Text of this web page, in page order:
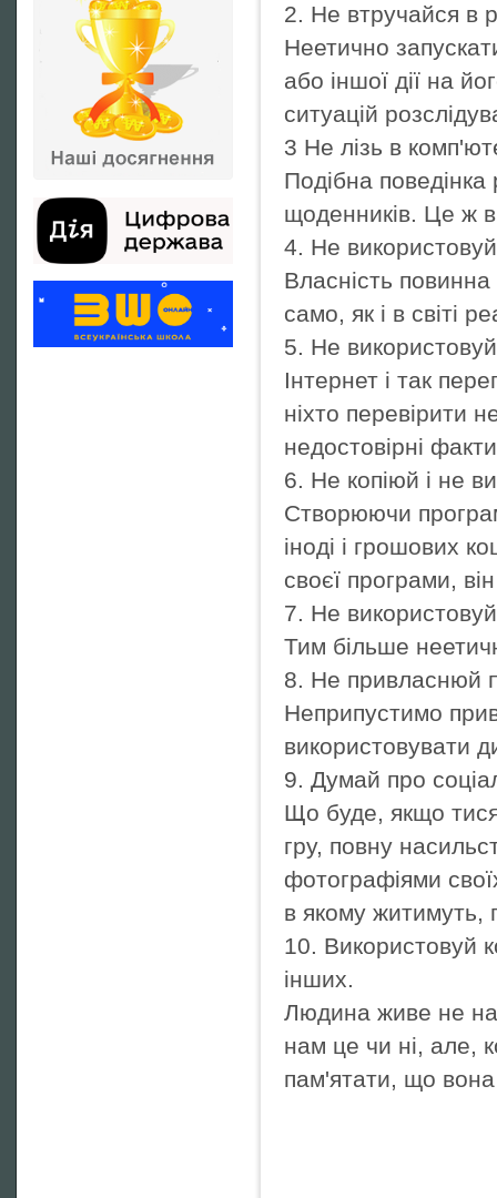
2. Не втручайся в
Неетично
або іншої дії на
ситуацій
3 Не лізь в
Подібна
щоденників. Це ж
4. Не
Власність
само, як і в світі
5. Не
Інтернет і так
ніхто перевірити
недостовірні
6. Не копіюй і не
Створюючи
іноді і грошових
своєї програми,
7. Не
Тим більше
8. Не привласнюй
Неприпустимо
використовувати
9. Думай про
Що буде, якщо
гру, повну
фотографіями
в якому житимуть,
10. Використовуй
інших.
Людина живе не на
нам це чи ні, але,
пам'ятати, що